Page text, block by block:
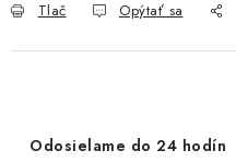
Tlač Opýtať sa
Odosielame do 24 hodín